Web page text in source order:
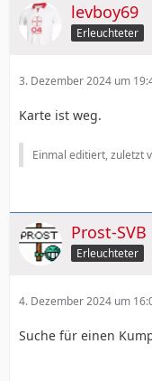
levboy69
Erleuchteter
3. Dezember 2024 um
Karte ist weg.
Einmal editiert, zuletzt
Prost-SVB
Erleuchteter
4. Dezember 2024 um
Suche für einen